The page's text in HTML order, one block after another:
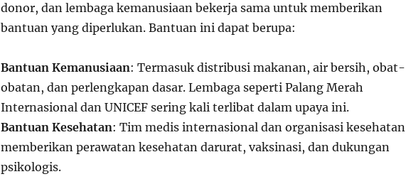
donor, dan lembaga kemanusiaan bekerja sama untuk memberikan
bantuan yang diperlukan. Bantuan ini dapat berupa:
Bantuan Kemanusiaan: Termasuk distribusi makanan, air bersih, obat-
obatan, dan perlengkapan dasar. Lembaga seperti Palang Merah
Internasional dan UNICEF sering kali terlibat dalam upaya ini.
Bantuan Kesehatan: Tim medis internasional dan organisasi kesehatan
memberikan perawatan kesehatan darurat, vaksinasi, dan dukungan
psikologis.